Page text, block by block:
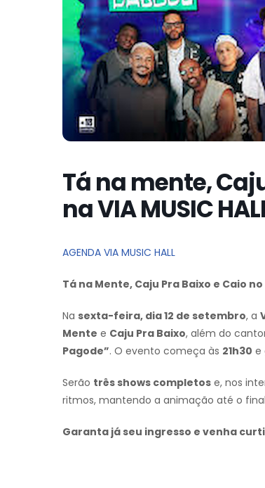
Tá na mente,
na VIA MUSIC
AGENDA VIA MUSIC HALL
Tá na Mente, Caju Pra Baixo e Caio no
Na sexta-feira, dia 12 de setembro, a
Mente e Caju Pra Baixo, além do
Pagode”. O evento começa às 21h30 e
Serão três shows completos e, nos
ritmos, mantendo a animação até o
Garanta já seu ingresso e venha